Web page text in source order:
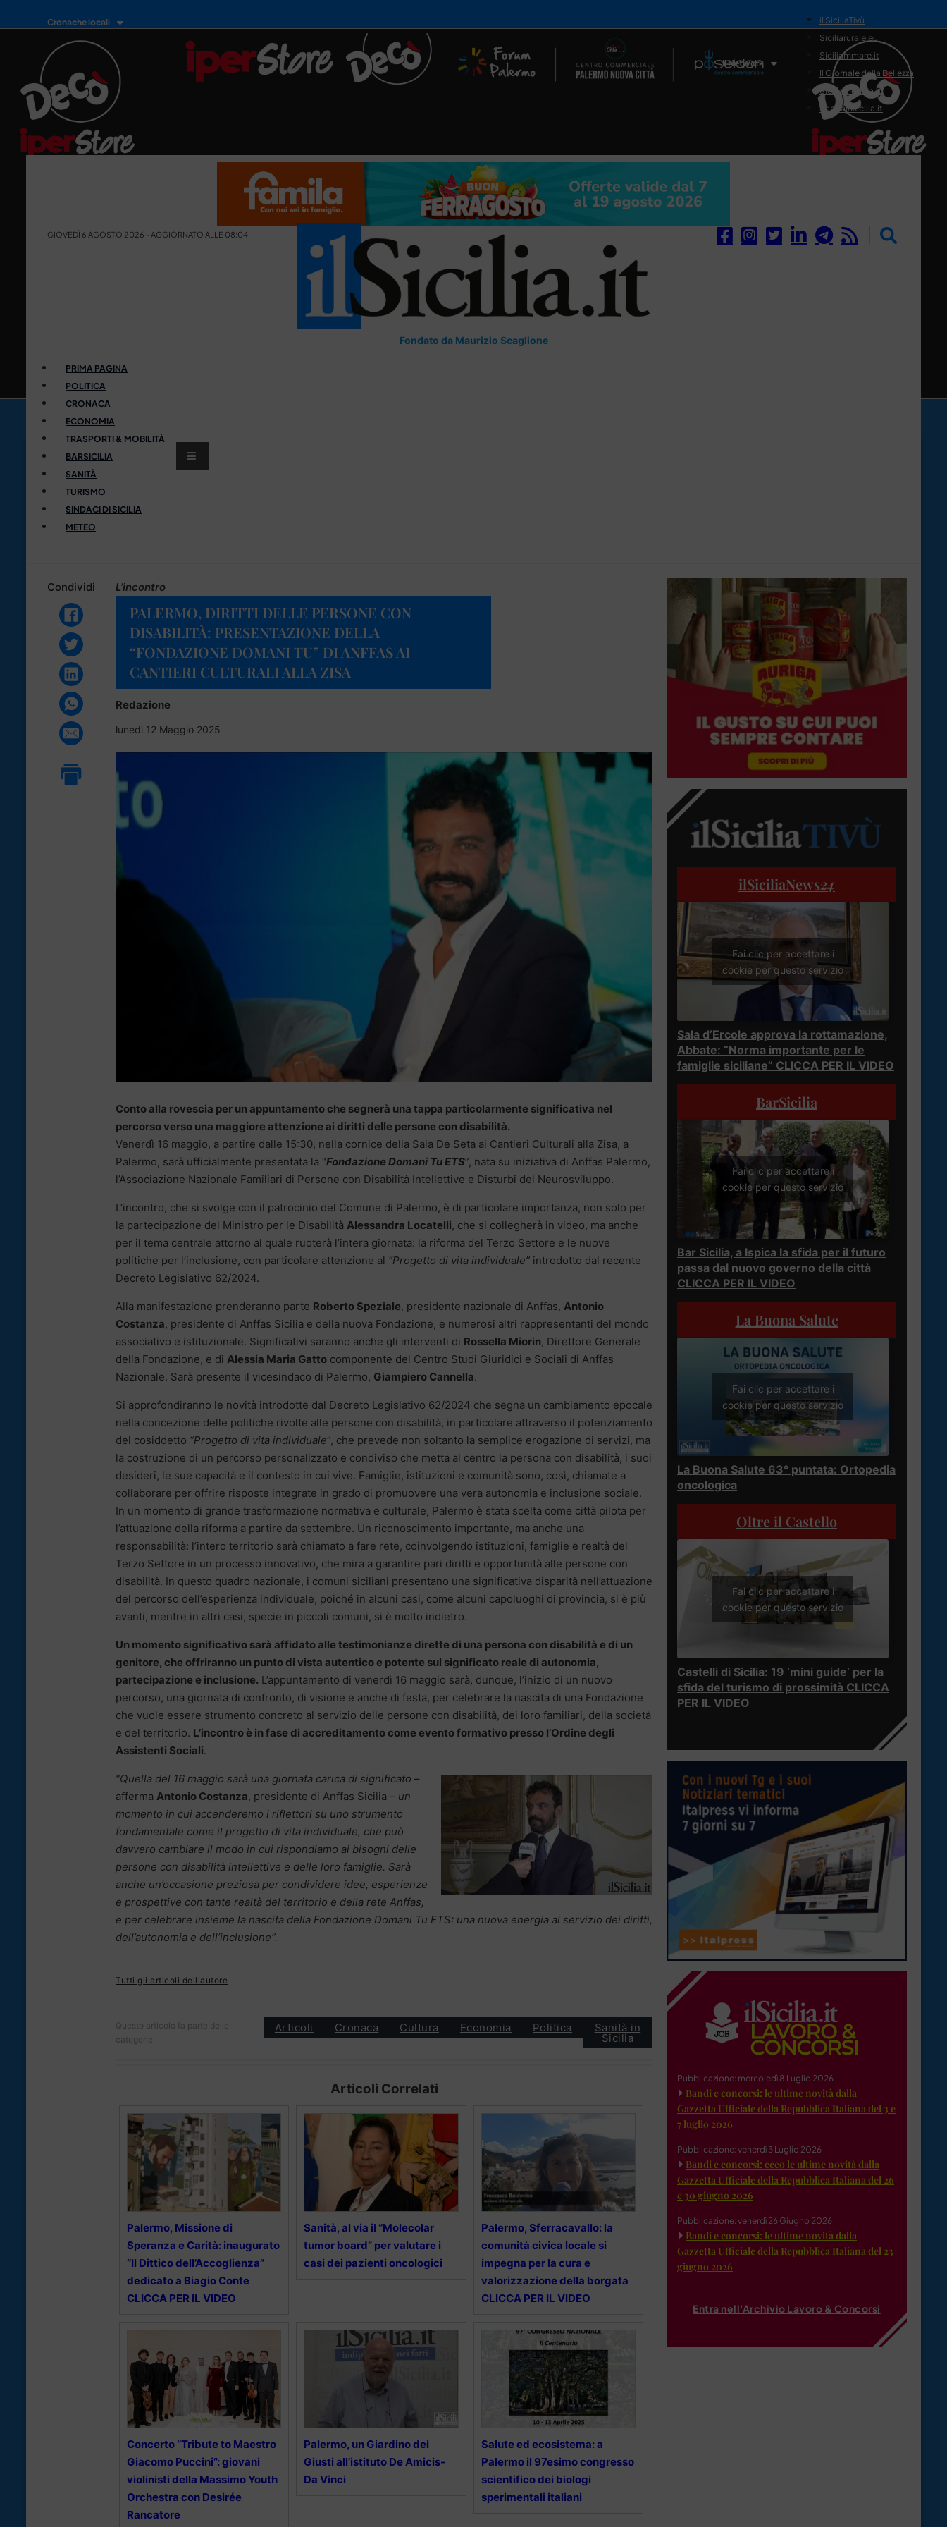
Cronache locali
Il Network
il SiciliaTivù
Siciliarurale.eu
Siciliammare.it
Il Giornale della Bellezza
Siciliamedica.it
Sanitainsicilia.it
GIOVEDÌ 6 AGOSTO 2026 - AGGIORNATO ALLE 08:04
Fondato da Maurizio Scaglione
PRIMA PAGINA
POLITICA
CRONACA
ECONOMIA
TRASPORTI & MOBILITÀ
BARSICILIA
SANITÀ
TURISMO
SINDACI DI SICILIA
METEO
Condividi L’incontro
PALERMO, DIRITTI DELLE PERSONE CON
DISABILITÀ: PRESENTAZIONE DELLA
“FONDAZIONE DOMANI TU” DI ANFFAS AI
CANTIERI CULTURALI ALLA ZISA
Redazione
lunedì 12 Maggio 2025
Conto alla rovescia per un appuntamento che segnerà una tappa particolarmente significativa nel
percorso verso una maggiore attenzione ai diritti delle persone con disabilità.
Venerdì 16 maggio, a partire dalle 15:30, nella cornice della Sala De Seta ai Cantieri Culturali alla Zisa, a
Palermo, sarà ufficialmente presentata la “Fondazione Domani Tu ETS”, nata su iniziativa di Anffas Palermo,
l’Associazione Nazionale Familiari di Persone con Disabilità Intellettive e Disturbi del Neurosviluppo.
L’incontro, che si svolge con il patrocinio del Comune di Palermo, è di particolare importanza, non solo per
la partecipazione del Ministro per le Disabilità Alessandra Locatelli, che si collegherà in video, ma anche
per il tema centrale attorno al quale ruoterà l’intera giornata: la riforma del Terzo Settore e le nuove
politiche per l’inclusione, con particolare attenzione al “Progetto di vita individuale” introdotto dal recente
Decreto Legislativo 62/2024.
Alla manifestazione prenderanno parte Roberto Speziale, presidente nazionale di Anffas, Antonio
Costanza, presidente di Anffas Sicilia e della nuova Fondazione, e numerosi altri rappresentanti del mondo
associativo e istituzionale. Significativi saranno anche gli interventi di Rossella Miorin, Direttore Generale
della Fondazione, e di Alessia Maria Gatto componente del Centro Studi Giuridici e Sociali di Anffas
Nazionale. Sarà presente il vicesindaco di Palermo, Giampiero Cannella.
Si approfondiranno le novità introdotte dal Decreto Legislativo 62/2024 che segna un cambiamento epocale
nella concezione delle politiche rivolte alle persone con disabilità, in particolare attraverso il potenziamento
del cosiddetto “Progetto di vita individuale”, che prevede non soltanto la semplice erogazione di servizi, ma
la costruzione di un percorso personalizzato e condiviso che metta al centro la persona con disabilità, i suoi
desideri, le sue capacità e il contesto in cui vive. Famiglie, istituzioni e comunità sono, così, chiamate a
collaborare per offrire risposte integrate in grado di promuovere una vera autonomia e inclusione sociale.
In un momento di grande trasformazione normativa e culturale, Palermo è stata scelta come città pilota per
l’attuazione della riforma a partire da settembre. Un riconoscimento importante, ma anche una
responsabilità: l’intero territorio sarà chiamato a fare rete, coinvolgendo istituzioni, famiglie e realtà del
Terzo Settore in un processo innovativo, che mira a garantire pari diritti e opportunità alle persone con
disabilità. In questo quadro nazionale, i comuni siciliani presentano una significativa disparità nell’attuazione
del percorso dell’esperienza individuale, poiché in alcuni casi, come alcuni capoluoghi di provincia, si è più
avanti, mentre in altri casi, specie in piccoli comuni, si è molto indietro.
Un momento significativo sarà affidato alle testimonianze dirette di una persona con disabilità e di un
genitore, che offriranno un punto di vista autentico e potente sul significato reale di autonomia,
partecipazione e inclusione. L’appuntamento di venerdì 16 maggio sarà, dunque, l’inizio di un nuovo
percorso, una giornata di confronto, di visione e anche di festa, per celebrare la nascita di una Fondazione
che vuole essere strumento concreto al servizio delle persone con disabilità, dei loro familiari, della società
e del territorio. L’incontro è in fase di accreditamento come evento formativo presso l’Ordine degli
Assistenti Sociali.
“Quella del 16 maggio sarà una giornata carica di significato –
afferma Antonio Costanza, presidente di Anffas Sicilia – un
momento in cui accenderemo i riflettori su uno strumento
fondamentale come il progetto di vita individuale, che può
davvero cambiare il modo in cui rispondiamo ai bisogni delle
persone con disabilità intellettive e delle loro famiglie. Sarà
anche un’occasione preziosa per condividere idee, esperienze
e prospettive con tante realtà del territorio e della rete Anffas,
e per celebrare insieme la nascita della Fondazione Domani Tu ETS: una nuova energia al servizio dei diritti,
dell’autonomia e dell’inclusione”.
Tutti gli articoli dell'autore
Questo articolo fa parte delle
categorie:
Articoli Cronaca Cultura Economia Politica Sanità in
Sicilia
Articoli Correlati
Palermo, Missione di
Speranza e Carità: inaugurato
“Il Dittico dell’Accoglienza”
dedicato a Biagio Conte
CLICCA PER IL VIDEO
Sanità, al via il “Molecolar
tumor board” per valutare i
casi dei pazienti oncologici
Palermo, Sferracavallo: la
comunità civica locale si
impegna per la cura e
valorizzazione della borgata
CLICCA PER IL VIDEO
Concerto “Tribute to Maestro
Giacomo Puccini”: giovani
violinisti della Massimo Youth
Orchestra con Desirée
Rancatore
Palermo, un Giardino dei
Giusti all’istituto De Amicis-
Da Vinci
Salute ed ecosistema: a
Palermo il 97esimo congresso
scientifico dei biologi
sperimentali italiani
ilSiciliaNews24
Fai clic per accettare i
cookie per questo servizio
Sala d’Ercole approva la rottamazione,
Abbate: “Norma importante per le
famiglie siciliane” CLICCA PER IL VIDEO
BarSicilia
Fai clic per accettare i
cookie per questo servizio
Bar Sicilia, a Ispica la sfida per il futuro
passa dal nuovo governo della città
CLICCA PER IL VIDEO
La Buona Salute
Fai clic per accettare i
cookie per questo servizio
La Buona Salute 63° puntata: Ortopedia
oncologica
Oltre il Castello
Fai clic per accettare i
cookie per questo servizio
Castelli di Sicilia: 19 ‘mini guide’ per la
sfida del turismo di prossimità CLICCA
PER IL VIDEO
Pubblicazione: mercoledì 8 Luglio 2026
Bandi e concorsi: le ultime novità dalla
Gazzetta Ufficiale della Repubblica Italiana del 3 e
7 luglio 2026
Pubblicazione: venerdì 3 Luglio 2026
Bandi e concorsi: ecco le ultime novità dalla
Gazzetta Ufficiale della Repubblica Italiana del 26
e 30 giugno 2026
Pubblicazione: venerdì 26 Giugno 2026
Bandi e concorsi: le ultime novità dalla
Gazzetta Ufficiale della Repubblica Italiana del 23
giugno 2026
Entra nell'Archivio Lavoro & Concorsi